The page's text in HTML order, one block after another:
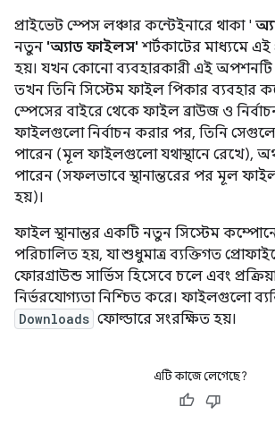
প্রাইভেট স্পেস লঞ্চার কন্টেইনারে থাকা '
নতুন 'অ্যাড ফাইলস' শর্টকাটের মাধ্যমে এই
হয়। যখন কোনো ব্যবহারকারী এই অপশনটি
তখন তিনি সিস্টেম ফাইল পিকার ব্যবহার
স্পেসের বাইরে থেকে ফাইল ব্রাউজ ও
ফাইলগুলো নির্বাচন করার পর, তিনি
পারেন (মূল ফাইলগুলো যথাস্থানে রেখে),
পারেন (সফলভাবে স্থানান্তরের পর মূল
হয়)।
ফাইল স্থানান্তর একটি নতুন সিস্টেম
পরিচালিত হয়, যা শুধুমাত্র ব্যক্তিগত
ফোরগ্রাউন্ড সার্ভিস হিসেবে চলে এবং
নির্ভরযোগ্যতা নিশ্চিত করে। ফাইলগুলো
Downloads ফোল্ডারে সংরক্ষিত হয়।
এটি কাজে লেগেছে?